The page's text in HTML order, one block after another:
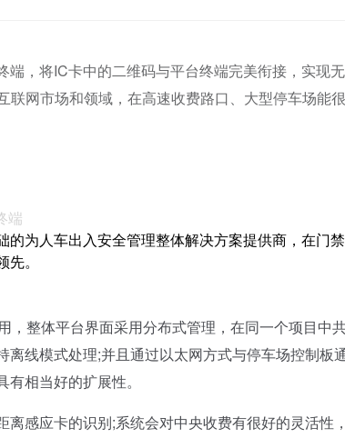
，将IC卡中的二维码与平台终端完美衔接，实现
网市场和领域，在高速收费路口、大型停车场能
端
为人车出入安全管理整体解决方案提供商，在门禁
。
整体平台界面采用分布式管理，在同一个项目中
线模式处理;并且通过以太网方式与停车场控制板
相当好的扩展性。
感应卡的识别;系统会对中央收费有很好的灵活性